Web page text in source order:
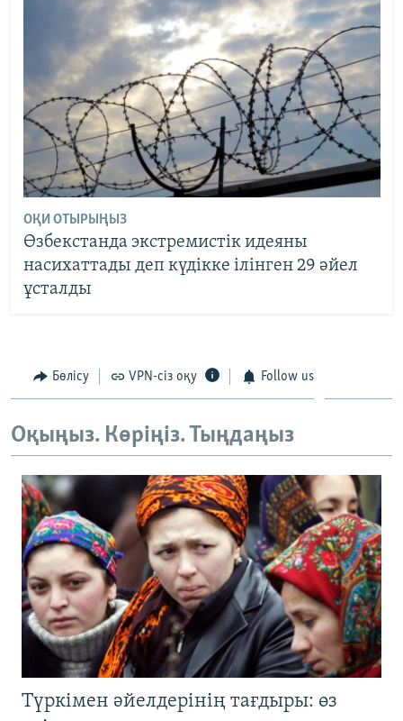
ОҚИ ОТЫРЫҢЫЗ
Өзбекстанда экстремистік идеяны
насихаттады деп күдікке ілінген 29 әйел
ұсталды
Бөлісу VPN-сіз оқу Follow us
Оқыңыз. Көріңіз. Тыңдаңыз
Түркімен әйелдерінің тағдыры: өз